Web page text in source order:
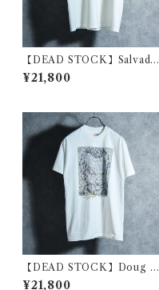
【DEAD STOCK】Salvador
Dali Print T-Shirts “Still Lif
e – Fast Moving” サバドー
¥21,800
【DEAD STOCK】Doug Au
ld Trick Art Print Tee ダ
¥21,800